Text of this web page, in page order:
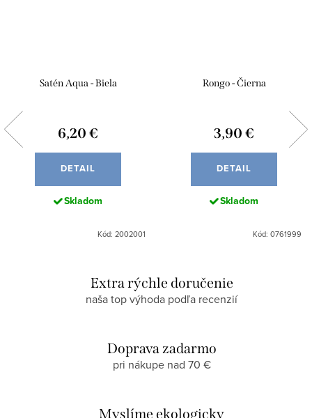
Satén Aqua - Biela
6,20 €
DETAIL
Skladom
Kód: 2002001
Rongo - Čierna
3,90 €
DETAIL
Skladom
Kód: 0761999
Extra rýchle doručenie
naša top výhoda podľa recenzií
Doprava zadarmo
pri nákupe nad 70 €
Myslíme ekologicky